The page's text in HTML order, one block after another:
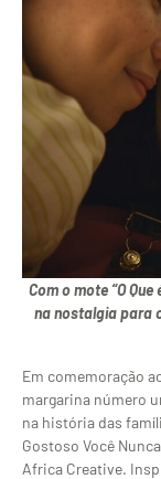
Com o mote “O
na nostalgia para
Em comemoração
margarina número
na história das
Gostoso Você
Africa Creative.